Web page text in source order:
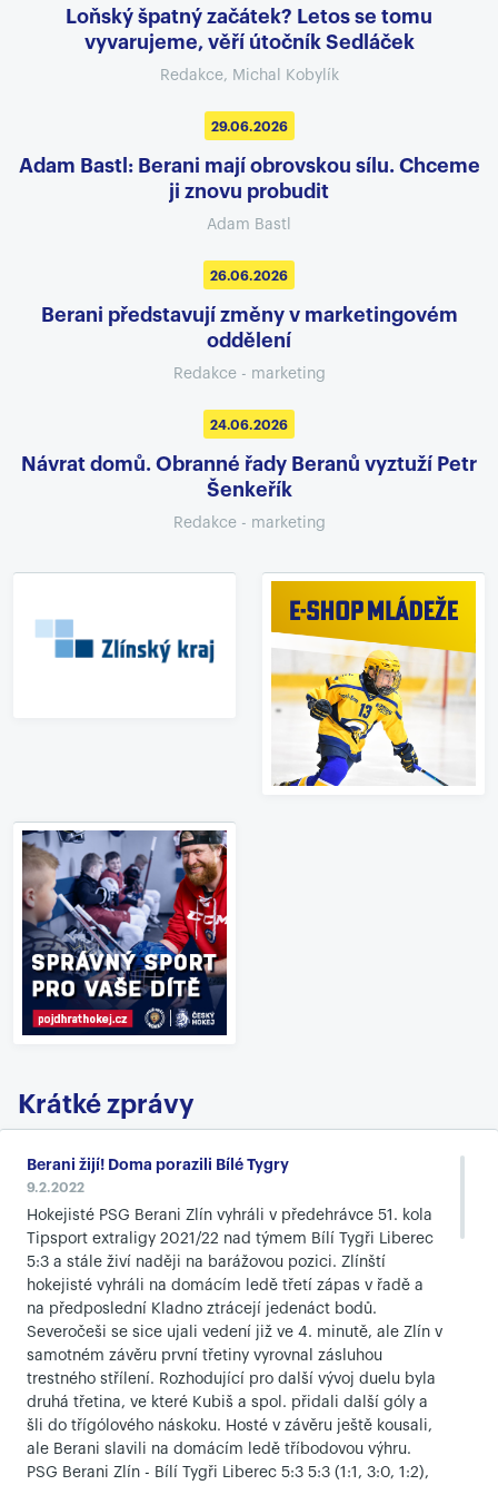
Loňský špatný začátek? Letos se tomu
vyvarujeme, věří útočník Sedláček
Redakce, Michal Kobylík
29.06.2026
Adam Bastl: Berani mají obrovskou sílu. Chceme
ji znovu probudit
Adam Bastl
26.06.2026
Berani představují změny v marketingovém
oddělení
Redakce - marketing
24.06.2026
Návrat domů. Obranné řady Beranů vyztuží Petr
Šenkeřík
Redakce - marketing
Krátké zprávy
Berani žijí! Doma porazili Bílé Tygry
9.2.2022
Hokejisté PSG Berani Zlín vyhráli v předehrávce 51. kola
Tipsport extraligy 2021/22 nad týmem Bílí Tygři Liberec
5:3 a stále živí naději na barážovou pozici. Zlínští
hokejisté vyhráli na domácím ledě třetí zápas v řadě a
na předposlední Kladno ztrácejí jedenáct bodů.
Severočeši se sice ujali vedení již ve 4. minutě, ale Zlín v
samotném závěru první třetiny vyrovnal zásluhou
trestného střílení. Rozhodující pro další vývoj duelu byla
druhá třetina, ve které Kubiš a spol. přidali další góly a
šli do třígólového náskoku. Hosté v závěru ještě kousali,
ale Berani slavili na domácím ledě tříbodovou výhru.
PSG Berani Zlín - Bílí Tygři Liberec 5:3 5:3 (1:1, 3:0, 1:2),